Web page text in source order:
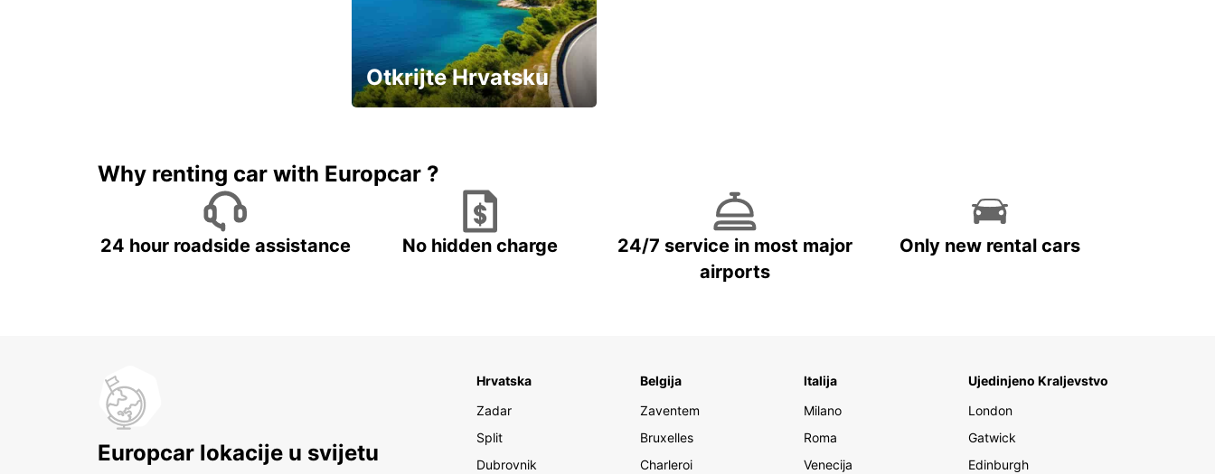
Otkrijte Hrvatsku
Why renting car with Europcar ?
24 hour roadside assistance No hidden charge
24/7 service in most major
airports
Only new rental cars
Europcar lokacije u svijetu
Hrvatska
Zadar
Split
Dubrovnik
Belgija
Zaventem
Bruxelles
Charleroi
Italija
Milano
Roma
Venecija
Ujedinjeno Kraljevstvo
London
Gatwick
Edinburgh